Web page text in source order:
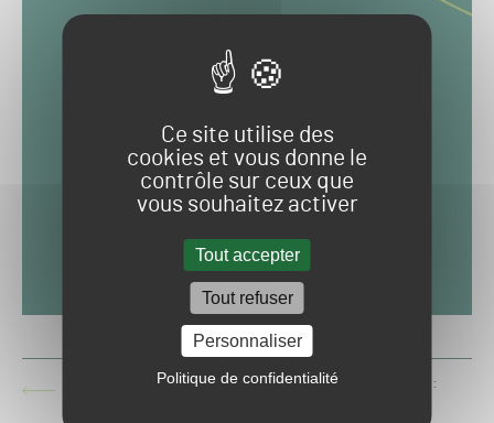
Ce site utilise des
cookies et vous donne le
contrôle sur ceux que
vous souhaitez activer
Tout accepter
Tout refuser
Personnaliser
Politique de confidentialité
ARTICLE
CHAMPIONNAT DE FRANCE DES PELOUSES 2018-2019 :